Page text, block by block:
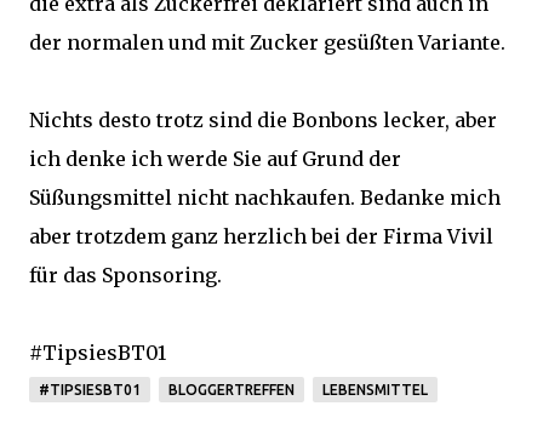
der normalen und mit Zucker gesüßten Variante.
Nichts desto trotz sind die Bonbons lecker, aber
ich denke ich werde Sie auf Grund der
Süßungsmittel nicht nachkaufen. Bedanke mich
aber trotzdem ganz herzlich bei der Firma Vivil
für das Sponsoring.
#TipsiesBT01
#TIPSIESBT01 BLOGGERTREFFEN LEBENSMITTEL